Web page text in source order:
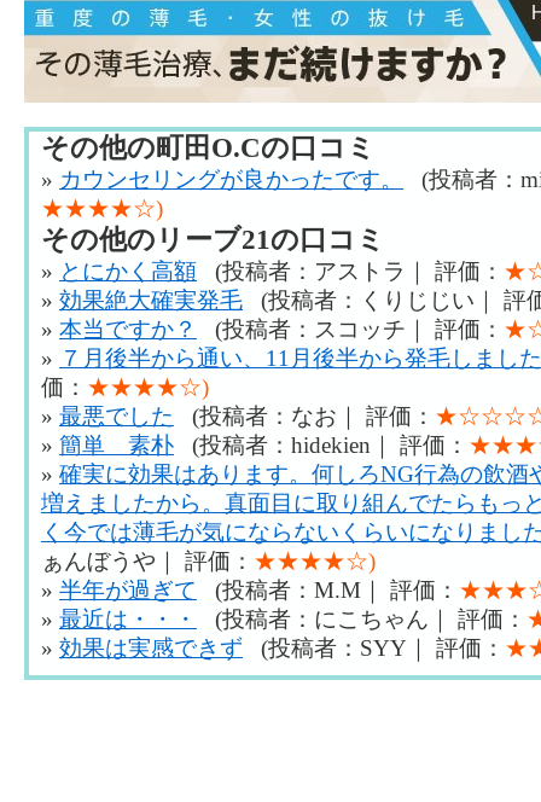
その他の町田O.Cの口コミ
» カウンセリングが良かったです。
(投稿者：
★★★★☆)
その他のリーブ21の口コミ
» とにかく高額 (投稿者：アストラ｜ 評価：
» 効果絶大確実発毛 (投稿者：くりじじい｜ 評
» 本当ですか？ (投稿者：スコッチ｜ 評価：
» ７月後半から通い、11月後半から発毛しました
価： ★★★★☆)
» 最悪でした (投稿者：なお｜ 評価：
» 簡単 素朴 (投稿者：hidekien｜ 評価：
» 確実に効果はあります。何しろNG行為の飲酒
増えましたから。真面目に取り組んでたらもっ
く今では薄毛が気にならないくらいになりまし
ぁんぼうや｜ 評価： ★★★★☆)
» 半年が過ぎて (投稿者：M.M｜ 評価：
» 最近は・・・ (投稿者：にこちゃん｜ 評価：
» 効果は実感できず (投稿者：SYY｜ 評価：